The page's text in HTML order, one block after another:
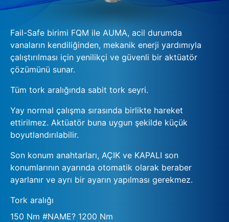
Fail-Safe birimi FQM ile AUMA, acil durumda
vanaların kendiliğinden, mekanik enerji yardımıyla
çalıştırılması için yenilikçi ve güvenli bir aktüatör
çözümünü sunar.
Tüm tork aralığında sabit tork seyri.
Yay normal çalışma sırasında birlikte hareket
ettirilmez. Aktüatör buna uygun şekilde küçük
boyutlandırılabilir.
Son konum anahtarları, AÇIK ve KAPALI son
konumlarının ayarında otomatik olarak beraber
ayarlanır ve ayrı bir ayarın yapılması gerekmez.
Tork aralığı
150 Nm #NAME? 1200 Nm